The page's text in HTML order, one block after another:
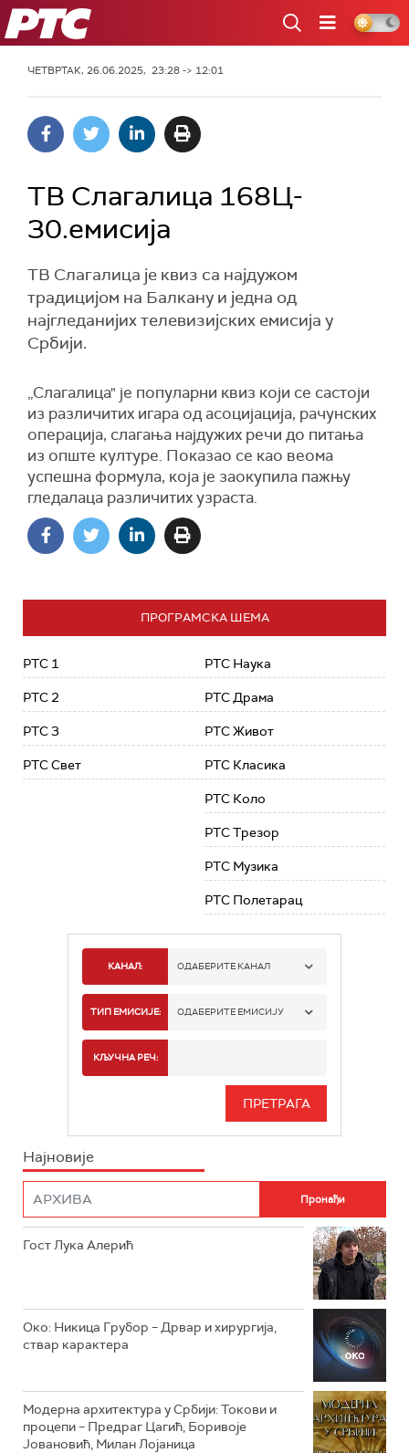
РТС
ЧЕТВРТАК, 26.06.2025, 23:28 -> 12:01
ТВ Слагалица 168Ц-
30.емисија
ТВ Слагалица је квиз са најдужом
традицијом на Балкану и једна од
најгледанијих телевизијских емисија у
Србији.
„Слагалица" је популарни квиз који се састоји
из различитих игара од асоцијација, рачунских
операција, слагања најдужих речи до питања
из опште културе. Показао се као веома
успешна формула, која је заокупила пажњу
гледалаца различитих узраста.
ПРОГРАМСКА ШЕМА
РТС 1
РТС 2
РТС 3
РТС Свет
РТС Наука
РТС Драма
РТС Живот
РТС Класика
РТС Коло
РТС Трезор
РТС Музика
РТС Полетарац
КАНАЛ: ОДАБЕРИТЕ КАНАЛ
РТС 1
РТС 3
РТС КОЛО
ТИП ЕМИСИЈЕ: ОДАБЕРИТЕ ЕМИСИЈУ
ИНФО
КЉУЧНА РЕЧ:
Најновије
Гост Лука Алерић
Око: Никица Грубор – Дрвар и хирургија,
ствар карактера
Модерна архитектура у Србији: Токови и
процепи – Предраг Цагић, Боривоје
Јовановић, Милан Лојаница